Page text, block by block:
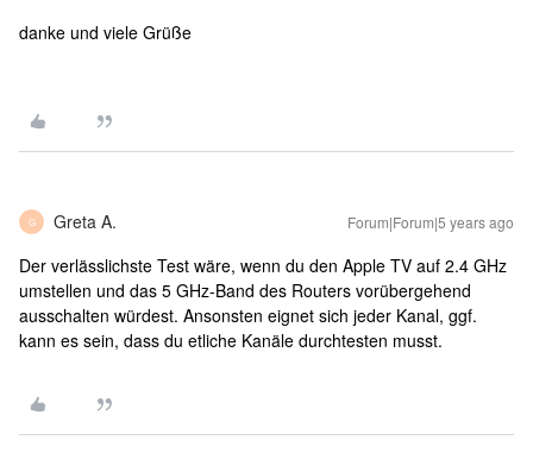
danke und viele Grüße
G Greta A. Forum|Forum|5 years ago
Der verlässlichste Test wäre, wenn du den Apple TV auf 2.4 GHz
umstellen und das 5 GHz-Band des Routers vorübergehend
ausschalten würdest. Ansonsten eignet sich jeder Kanal, ggf.
kann es sein, dass du etliche Kanäle durchtesten musst.